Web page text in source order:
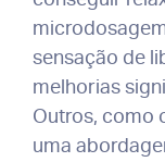
sensação de
melhorias
Outros, como
uma